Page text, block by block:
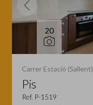
20
Carrer Estació (Sallent)
Pis
Ref. P-1519